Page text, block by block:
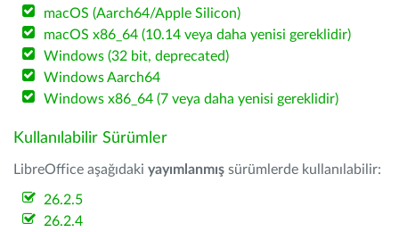
macOS (Aarch64/Apple Silicon)
macOS x86_64 (10.14 veya daha yenisi gereklidir)
Windows (32 bit, deprecated)
Windows Aarch64
Windows x86_64 (7 veya daha yenisi gereklidir)
Kullanılabilir Sürümler
LibreOffice aşağıdaki yayımlanmış sürümlerde kullanılabilir:
26.2.5
26.2.4